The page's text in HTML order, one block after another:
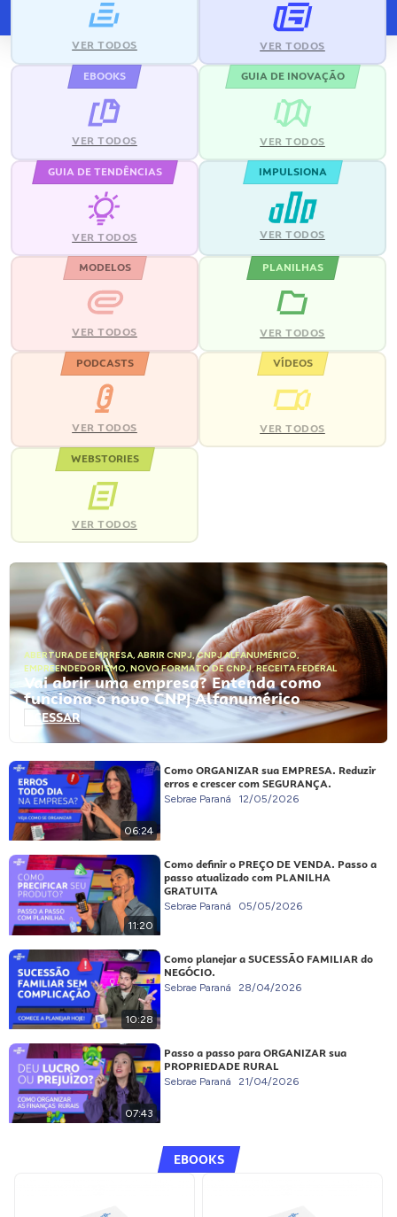
VER TODOS VER TODOS
EBOOKS
VER TODOS
GUIA DE INOVAÇÃO
VER TODOS
GUIA DE TENDÊNCIAS
VER TODOS
IMPULSIONA
VER TODOS
MODELOS
VER TODOS
PLANILHAS
VER TODOS
PODCASTS
VER TODOS
VÍDEOS
VER TODOS
WEBSTORIES
VER TODOS
ABERTURA DE EMPRESA, ABRIR CNPJ,CNPJ ALFANUMÉRICO,
EMPREENDEDORISMO, NOVO FORMATO DE CNPJ,RECEITA FEDERAL
Vai abrir uma empresa? Entenda como
funciona o novo CNPJ Alfanumérico
ACESSAR
06:24
Como ORGANIZAR sua EMPRESA. Reduzir
erros e crescer com SEGURANÇA.
Sebrae Paraná 12/05/2026
11:20
Como definir o PREÇO DE VENDA. Passo a
passo atualizado com PLANILHA
GRATUITA
Sebrae Paraná 05/05/2026
10:28
Como planejar a SUCESSÃO FAMILIAR do
NEGÓCIO.
Sebrae Paraná 28/04/2026
07:43
Passo a passo para ORGANIZAR sua
PROPRIEDADE RURAL
Sebrae Paraná 21/04/2026
EBOOKS